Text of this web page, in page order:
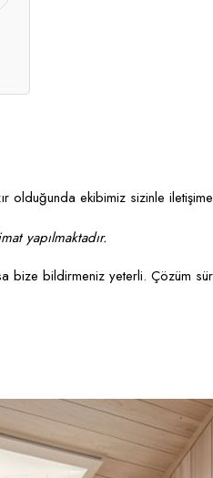
olduğunda ekibimiz sizinle
yapılmaktadır.
bize bildirmeniz yeterli. Çözüm